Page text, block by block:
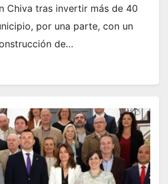
Chiva tras invertir más de 40
por una parte, con un
de…